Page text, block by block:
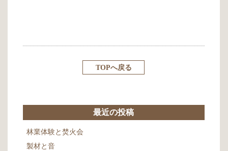
TOPへ戻る
最近の投稿
林業体験と焚火会
製材と音